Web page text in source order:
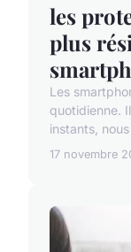
les
plus
Les
quotidienne.
instants,
17 novembre